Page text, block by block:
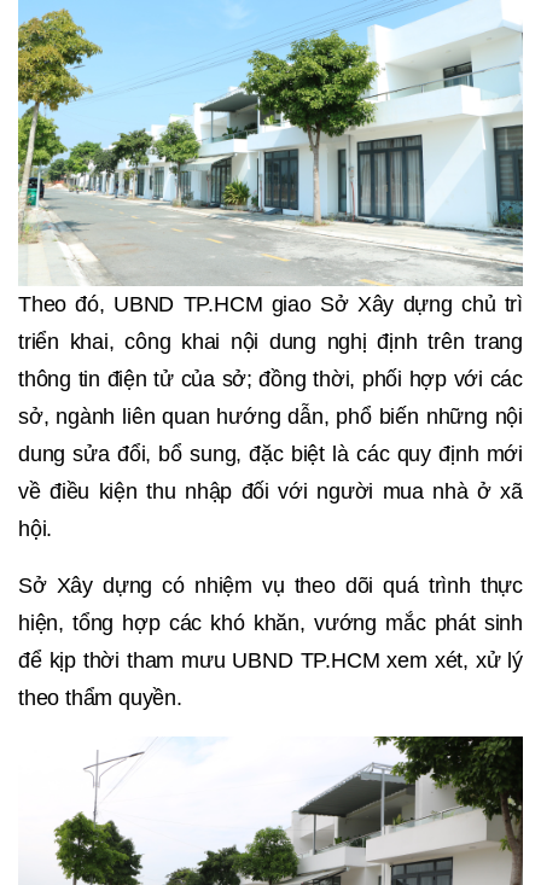
Theo đó, UBND TP.HCM giao Sở Xây dựng chủ trì
triển khai, công khai nội dung nghị định trên trang
thông tin điện tử của sở; đồng thời, phối hợp với các
sở, ngành liên quan hướng dẫn, phổ biến những nội
dung sửa đổi, bổ sung, đặc biệt là các quy định mới
về điều kiện thu nhập đối với người mua nhà ở xã
hội.
Sở Xây dựng có nhiệm vụ theo dõi quá trình thực
hiện, tổng hợp các khó khăn, vướng mắc phát sinh
để kịp thời tham mưu UBND TP.HCM xem xét, xử lý
theo thẩm quyền.